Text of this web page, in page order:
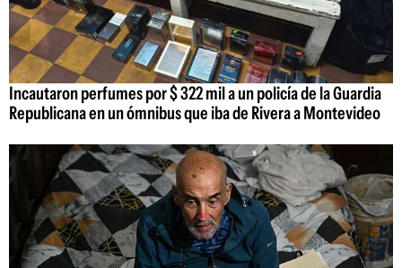
Incautaron perfumes por $ 322 mil a un policía de la Guardia
Republicana en un ómnibus que iba de Rivera a Montevideo